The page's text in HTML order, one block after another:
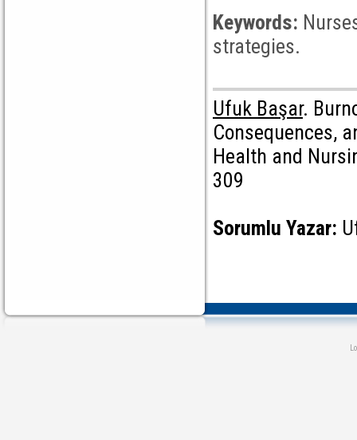
Keywords:
strategies.
Ufuk Başar.
Consequences,
Health and
309
Sorumlu Yazar: